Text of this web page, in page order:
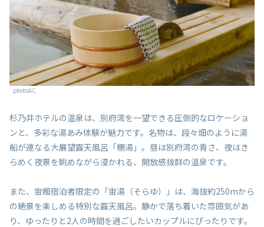
photoAC
杉乃井ホテルの温泉は、別府湾を一望できる圧倒的なロケーショ
ンと、多彩な湯あみ体験が魅力です。名物は、段々畑のように湯
船が連なる大展望露天風呂「棚湯」。昼は別府湾の青さ、夜はき
らめく夜景を眺めながら浸かれる、開放感抜群の温泉です。
また、宙館宿泊者限定の「宙湯（そらゆ）」は、海抜約250mから
の絶景を楽しめる特別な露天風呂。静かで落ち着いた雰囲気があ
り、ゆったりと2人の時間を過ごしたいカップルにぴったりです。